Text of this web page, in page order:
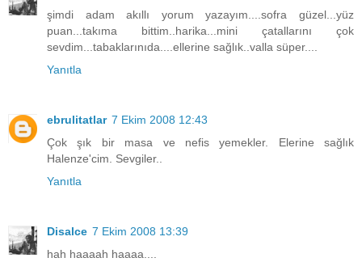
şimdi adam akıllı yorum yazayım....sofra güzel...yüz
puan...takıma bittim..harika...mini çatallarını çok
sevdim...tabaklarınıda....ellerine sağlık..valla süper....
Yanıtla
ebrulitatlar 7 Ekim 2008 12:43
Çok şık bir masa ve nefis yemekler. Elerine sağlık
Halenze'cim. Sevgiler..
Yanıtla
Disalce 7 Ekim 2008 13:39
hah haaaah haaaa....